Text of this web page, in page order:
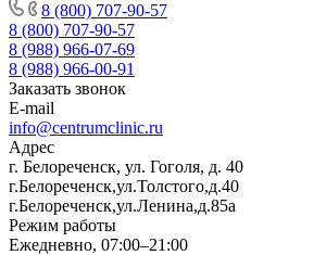
8 (800) 707-90-57
8 (800) 707-90-57
8 (988) 966-07-69
8 (988) 966-00-91
Заказать звонок
E-mail
info@centrumclinic.ru
Адрес
г. Белореченск, ул. Гоголя, д. 40
г.Белореченск,ул.Толстого,д.40
г.Белореченск,ул.Ленина,д.85а
Режим работы
Ежедневно, 07:00–21:00